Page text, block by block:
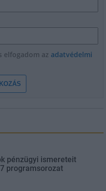
elfogadom az adatvédelmi
pénzügyi ismereteit
programsorozat